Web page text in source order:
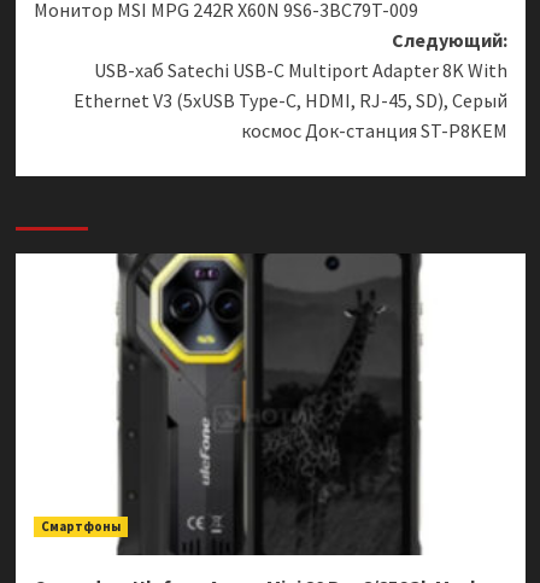
записи
Монитор MSI MPG 242R X60N 9S6-3BC79T-009
Следующий:
USB-хаб Satechi USB-C Multiport Adapter 8K With
Ethernet V3 (5xUSB Type-C, HDMI, RJ-45, SD), Серый
космос Док-станция ST-P8KEM
Смартфоны